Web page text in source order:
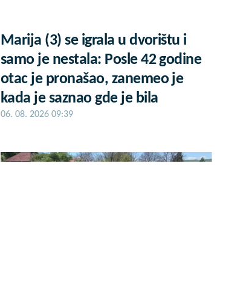
Marija (3) se igrala u dvorištu i
samo je nestala: Posle 42 godine
otac je pronašao, zanemeo je
kada je saznao gde je bila
06. 08. 2026 09:39